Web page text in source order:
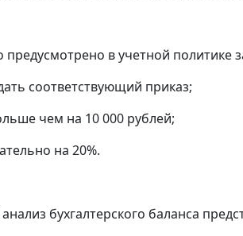
предусмотрено в учетной политике
соответствующий приказ;
чем на 10 000 рублей;
на 20%.
бухгалтерского баланса